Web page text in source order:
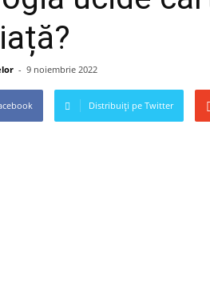
- 9 noiembrie 2022
Distribuiți pe Twitter